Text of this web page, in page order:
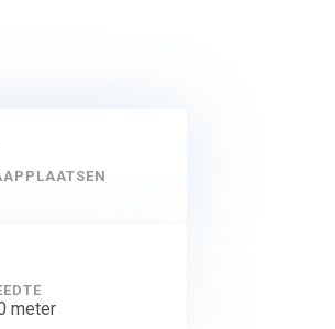
meter